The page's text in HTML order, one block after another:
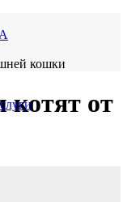
кошки
от